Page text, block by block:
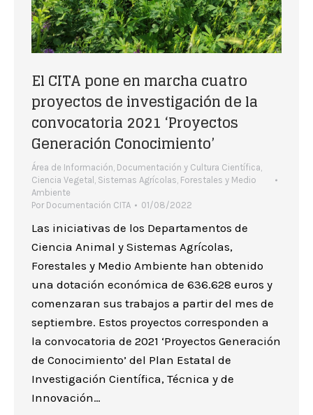
El CITA pone en marcha cuatro
proyectos de investigación de la
convocatoria 2021 ‘Proyectos
Generación Conocimiento’
Área de Información, Documentación y Cultura Científica,
Ciencia Vegetal , Sistemas Agrícolas, Forestales y Medio
Ambiente
Por Documentación CITA 01/08/2022
Las iniciativas de los Departamentos de
Ciencia Animal y Sistemas Agrícolas,
Forestales y Medio Ambiente han obtenido
una dotación económica de 636.628 euros y
comenzaran sus trabajos a partir del mes de
septiembre. Estos proyectos corresponden a
la convocatoria de 2021 ‘Proyectos Generación
de Conocimiento’ del Plan Estatal de
Investigación Científica, Técnica y de
Innovación…